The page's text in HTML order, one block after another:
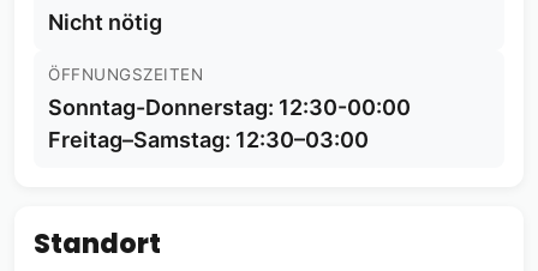
Nicht nötig
ÖFFNUNGSZEITEN
Sonntag-Donnerstag: 12:30-00:00
Freitag–Samstag: 12:30–03:00
Standort